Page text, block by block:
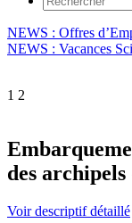
NEWS : Offres
NEWS : Vacances
1 2
des archipels
Voir descriptif détaillé